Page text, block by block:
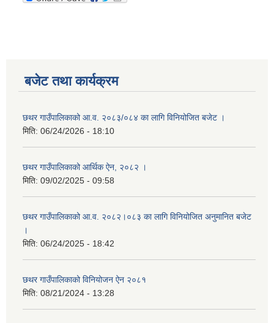
बजेट तथा कार्यक्रम
छथर गाउँपालिकाको आ.व. २०८३/०८४ का लागि विनियोजित बजेट ।
मिति: 06/24/2026 - 18:10
छथर गाउँपालिकाको आर्थिक ऐन, २०८२ ।
मिति: 09/02/2025 - 09:58
छथर गाउँपालिकाको आ.व. २०८२।०८३ का लागि विनियोजित अनुमानित बजेट
।
मिति: 06/24/2025 - 18:42
छथर गाउँपालिकाको विनियोजन ऐन २०८१
मिति: 08/21/2024 - 13:28